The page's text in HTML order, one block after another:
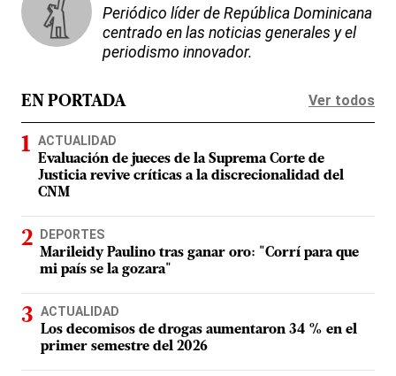
Periódico líder de República Dominicana
centrado en las noticias generales y el
periodismo innovador.
EN PORTADA Ver todos
ACTUALIDAD
Evaluación de jueces de la Suprema Corte de
Justicia revive críticas a la discrecionalidad del
CNM
DEPORTES
Marileidy Paulino tras ganar oro: "Corrí para que
mi país se la gozara"
ACTUALIDAD
Los decomisos de drogas aumentaron 34 % en el
primer semestre del 2026